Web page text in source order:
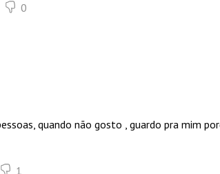
0
quando não gosto , guardo pra mim
1